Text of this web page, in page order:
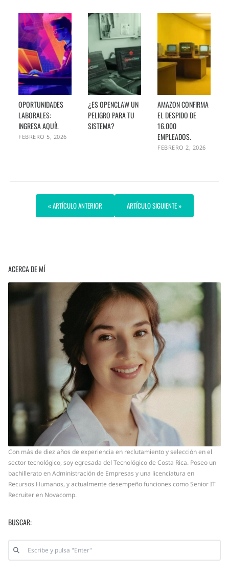
OPORTUNIDADES
LABORALES:
INGRESA AQUÍ!.
FEBRERO 5, 2026
¿ES OPENCLAW UN
PELIGRO PARA TU
SISTEMA?
AMAZON CONFIRMA
EL DESPIDO DE
16.000
EMPLEADOS.
FEBRERO 2, 2026
« ARTÍCULO ANTERIOR ARTÍCULO SIGUIENTE »
ACERCA DE MÍ
Con más de diez años de experiencia en reclutamiento y selección en el
sector tecnológico, soy egresada del Tecnológico de Costa Rica. Poseo un
bachillerato en Administración de Empresas y una licenciatura en
Recursos Humanos, y actualmente desempeño funciones como Senior IT
Recruiter en Novacomp.
BUSCAR: